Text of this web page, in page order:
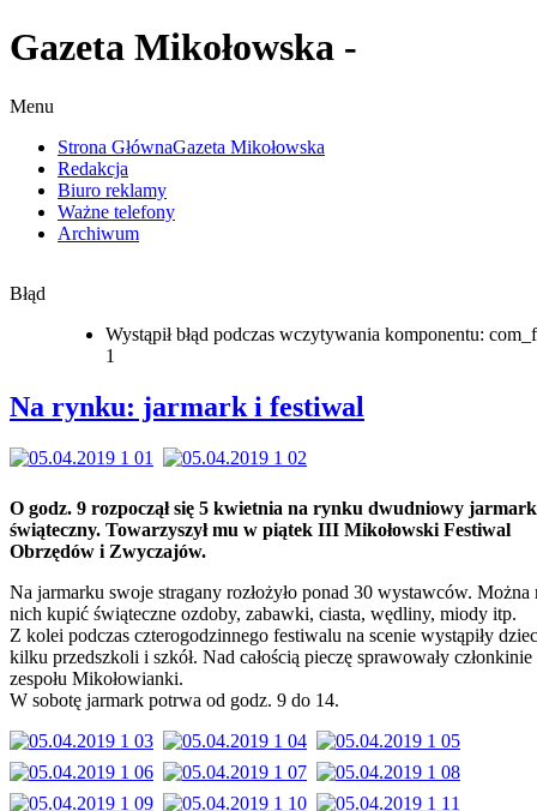
Gazeta Mikołowska -
Menu
Strona GłównaGazeta Mikołowska
Redakcja
Biuro reklamy
Ważne telefony
Archiwum
Błąd
Wystąpił błąd podczas wczytywania komponentu:
1
Na rynku: jarmark i festiwal
O godz. 9 rozpoczął się 5 kwietnia na rynku dwudniowy jarmark
świąteczny. Towarzyszył mu w piątek III Mikołowski Festiwal
Obrzędów i Zwyczajów.
Na jarmarku swoje stragany rozłożyło ponad 30 wystawców. Można
nich kupić świąteczne ozdoby, zabawki, ciasta, wędliny, miody itp.
Z kolei podczas czterogodzinnego festiwalu na scenie wystąpiły
kilku przedszkoli i szkół. Nad całością pieczę sprawowały członkinie
zespołu Mikołowianki.
W sobotę jarmark potrwa od godz. 9 do 14.